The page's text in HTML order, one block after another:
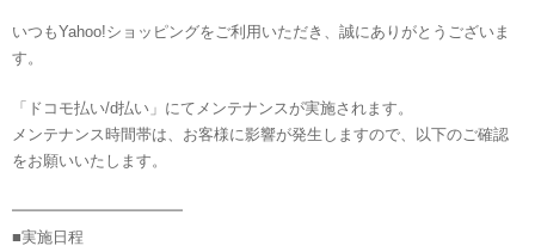
いつもYahoo!ショッピングをご利用いただき、誠にありがとうございま
す。
「ドコモ払い/d払い」にてメンテナンスが実施されます。
メンテナンス時間帯は、お客様に影響が発生しますので、以下のご確認
をお願いいたします。
━━━━━━━━━━━
■実施日程